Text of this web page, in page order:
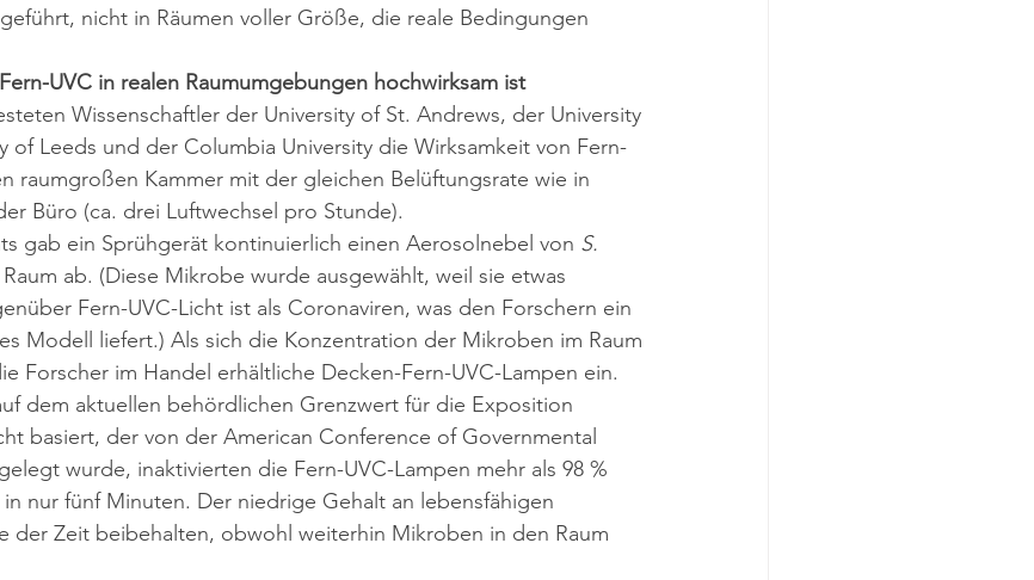
nicht in Räumen voller Größe, die reale Bedingungen
UVC in realen Raumumgebungen hochwirksam ist
Wissenschaftler der University of St. Andrews, der University
of Leeds und der Columbia University die Wirksamkeit von Fern-
raumgroßen Kammer mit der gleichen Belüftungsrate wie in
Büro (ca. drei Luftwechsel pro Stunde).
gab ein Sprühgerät kontinuierlich einen Aerosolnebel von S.
ab. (Diese Mikrobe wurde ausgewählt, weil sie etwas
Fern-UVC-Licht ist als Coronaviren, was den Forschern ein
Modell liefert.) Als sich die Konzentration der Mikroben im Raum
Forscher im Handel erhältliche Decken-Fern-UVC-Lampen ein.
dem aktuellen behördlichen Grenzwert für die Exposition
basiert, der von der American Conference of Governmental
wurde, inaktivierten die Fern-UVC-Lampen mehr als 98 %
nur fünf Minuten. Der niedrige Gehalt an lebensfähigen
der Zeit beibehalten, obwohl weiterhin Mikroben in den Raum